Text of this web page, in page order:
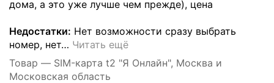
дома, а это уже лучше чем прежде), цена
Недостатки: Нет возможности сразу выбрать
номер, нет… Читать ещё
Товар — SIM-карта t2 "Я Онлайн", Москва и
Московская область